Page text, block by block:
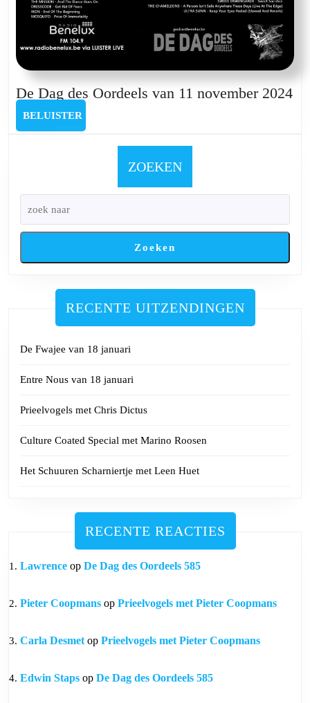
De Dag des Oordeels van 11 november 2024De
BELUISTER
ZOEKEN
Zoeken
RECENTE UITZENDINGEN
De Fwajee van 18 januari
Entre Nous van 18 januari
Prieelvogels met Chris Dictus
Culture Coated Special met Marino Roosen
Het Schuuren Scharniertje met Leen Huet
RECENTE REACTIES
Lawrence op De Dag des Oordeels 585
Pieter Coopmans op Prieelvogels met Pieter Coopmans
Carla Desmet op Prieelvogels met Pieter Coopmans
Edwin Staps op De Dag des Oordeels 585